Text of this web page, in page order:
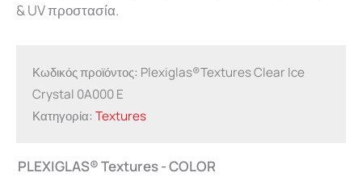
& UV προστασία.
Κωδικός προϊόντος: Plexiglas®Textures Clear Ice
Crystal 0A000 E
Κατηγορία: Textures
PLEXIGLAS® Textures - COLOR